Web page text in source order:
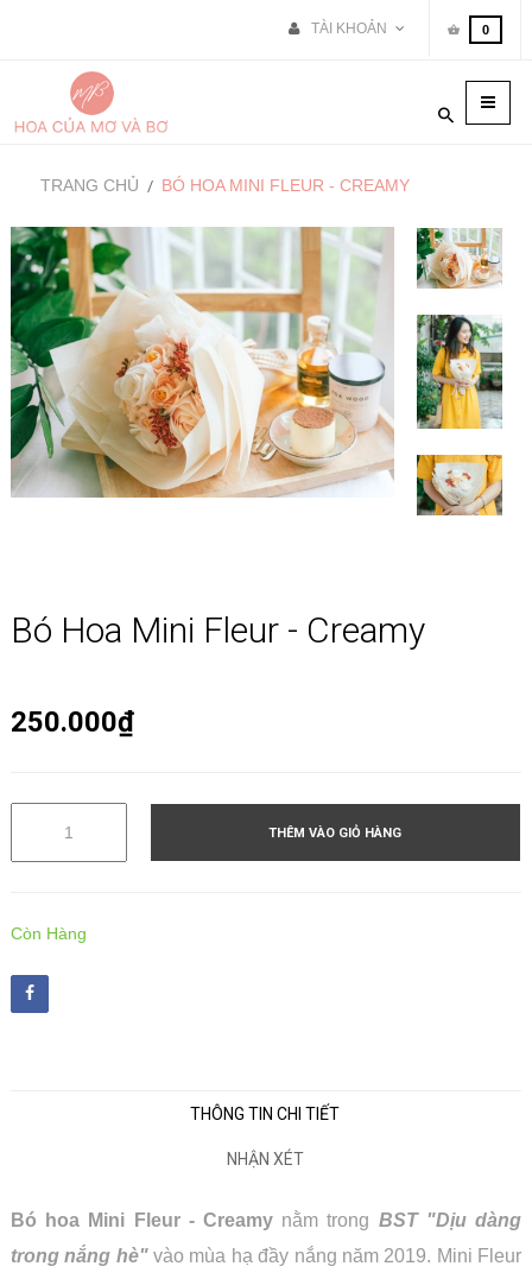
0
TÀI KHOẢN
Toggle
TRANG CHỦ BÓ HOA MINI FLEUR - CREAMY
Bó Hoa Mini Fleur - Creamy
250.000₫
THÊM VÀO GIỎ HÀNG
Còn Hàng
THÔNG TIN CHI TIẾT
NHẬN XÉT
Bó hoa Mini Fleur - Creamy nằm trong BST "Dịu dàng
trong nắng hè"vào mùa hạ đầy nắng năm 2019. Mini Fleur